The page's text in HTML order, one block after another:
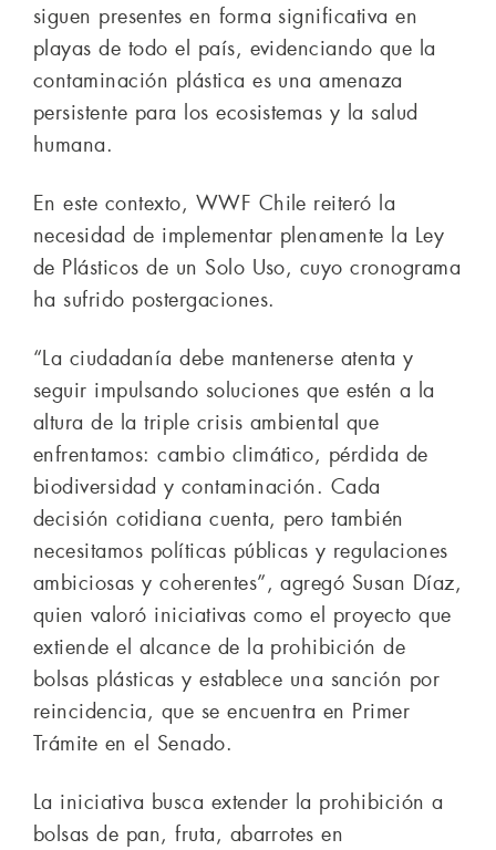
siguen presentes en forma significativa en
playas de todo el país, evidenciando que la
contaminación plástica es una amenaza
persistente para los ecosistemas y la salud
humana.
En este contexto, WWF Chile reiteró la
necesidad de implementar plenamente la Ley
de Plásticos de un Solo Uso, cuyo cronograma
ha sufrido postergaciones.
“La ciudadanía debe mantenerse atenta y
seguir impulsando soluciones que estén a la
altura de la triple crisis ambiental que
enfrentamos: cambio climático, pérdida de
biodiversidad y contaminación. Cada
decisión cotidiana cuenta, pero también
necesitamos políticas públicas y regulaciones
ambiciosas y coherentes”, agregó Susan Díaz,
quien valoró iniciativas como el proyecto que
extiende el alcance de la prohibición de
bolsas plásticas y establece una sanción por
reincidencia, que se encuentra en Primer
Trámite en el Senado.
La iniciativa busca extender la prohibición a
bolsas de pan, fruta, abarrotes en